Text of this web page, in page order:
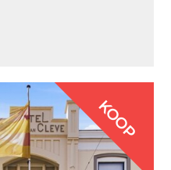
KOOP